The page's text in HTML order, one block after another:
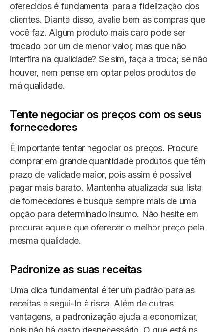
oferecidos é fundamental para a fidelização dos
clientes. Diante disso, avalie bem as compras que
você faz. Algum produto mais caro pode ser
trocado por um de menor valor, mas que não
interfira na qualidade? Se sim, faça a troca; se não
houver, nem pense em optar pelos produtos de
má qualidade.
Tente negociar os preços com os seus
fornecedores
É importante tentar negociar os preços. Procure
comprar em grande quantidade produtos que têm
prazo de validade maior, pois assim é possível
pagar mais barato. Mantenha atualizada sua lista
de fornecedores e busque sempre mais de uma
opção para determinado insumo. Não hesite em
procurar aquele que oferecer o melhor preço pela
mesma qualidade.
Padronize as suas receitas
Uma dica fundamental é ter um padrão para as
receitas e segui-lo à risca. Além de outras
vantagens, a padronização ajuda a economizar,
pois não há gasto desnecessário. O que está na